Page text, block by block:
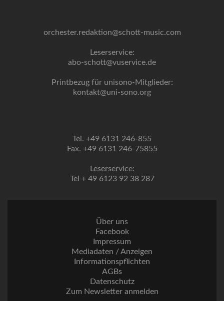
orchester.redaktion@schott-music.com
Leserservice:
abo-schott@vuservice.de
Printbezug für unisono-Mitglieder:
kontakt@uni-sono.org
Tel. +49 6131 246-855
Fax. +49 6131 246-75855
Leserservice:
Tel + 49 6123 92 38 287
Über uns
Facebook
Impressum
Mediadaten / Anzeigen
Informationspflichten
AGBs
Datenschutz
Zum Newsletter anmelden